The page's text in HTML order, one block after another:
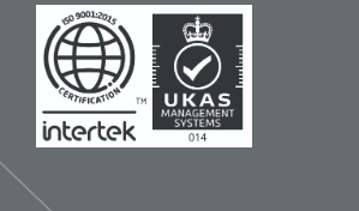
Tang Collin clip - 13 cm - 1 st